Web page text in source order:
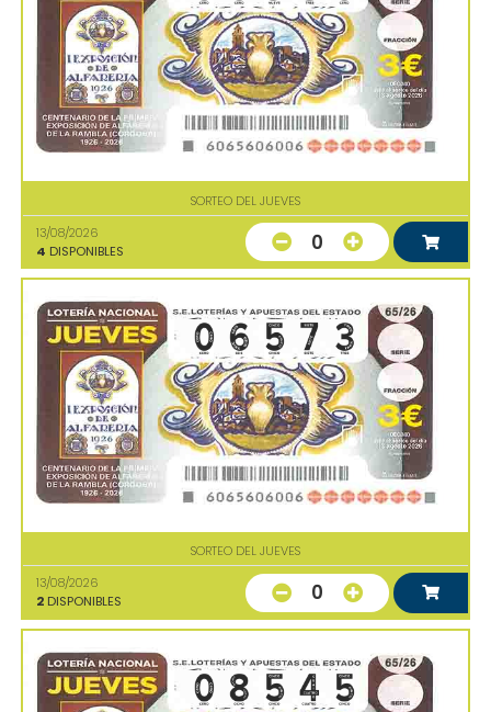
SORTEO DEL JUEVES
13/08/2026
4 DISPONIBLES 0
SORTEO DEL JUEVES
13/08/2026
2 DISPONIBLES 0